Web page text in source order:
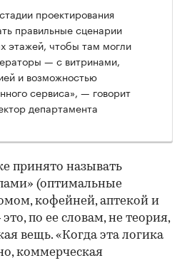
проектирования
правильные сценарии
этажей, чтобы там могли
— с витринами,
и возможностью
сервиса», — говорит
департамента
принято называть
(оптимальные
кофейней, аптекой и
по ее словам, не теория,
вещь. «Когда эта логика
коммерческая